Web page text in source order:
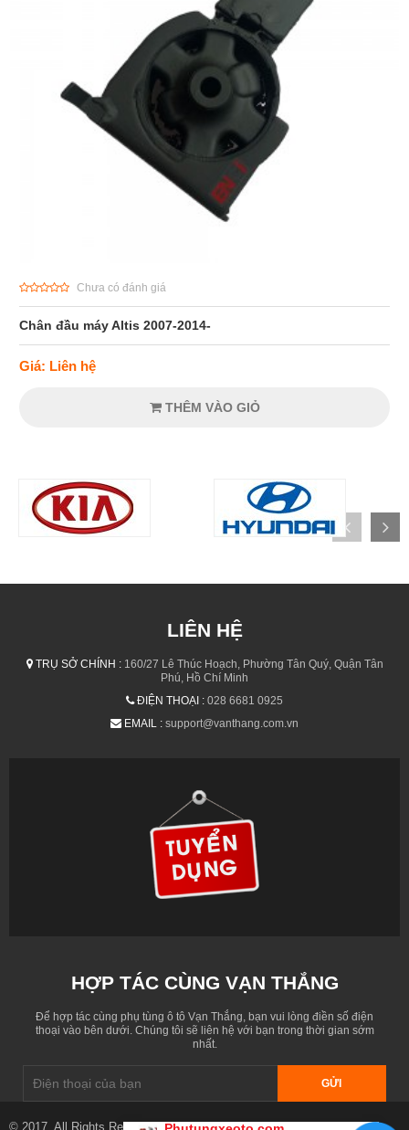
Chưa có đánh giá
Chân đầu máy Altis 2007-2014-
Giá: Liên hệ
THÊM VÀO GIỎ
LIÊN HỆ
TRỤ SỞ CHÍNH :160/27 Lê Thúc Hoạch, Phường Tân Quý, Quận Tân
Phú, Hồ Chí Minh
ĐIỆN THOẠI : 028 6681 0925
EMAIL : support@vanthang.com.vn
HỢP TÁC CÙNG VẠN THẮNG
Để hợp tác cùng phụ tùng ô tô Vạn Thắng, bạn vui lòng điền số điện
thoại vào bên dưới. Chúng tôi sẽ liên hệ với bạn trong thời gian sớm
nhất.
GỬI
© 2017. All Rights Reserved. Designed byphutungxeoto.com